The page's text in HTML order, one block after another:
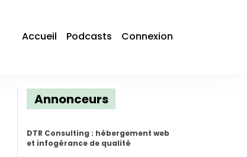
Accueil Podcasts Connexion
Annonceurs
DTR Consulting : hébergement web
et infogérance de qualité